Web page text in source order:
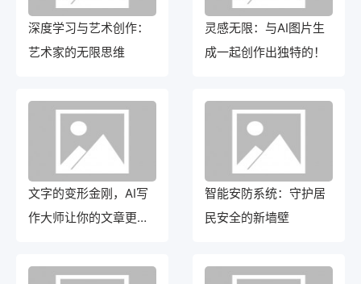
深度学习与艺术创作：
艺术家的无限思维
灵感无限：与AI图片生
成一起创作出独特的！
文字的变形金刚，AI写
作大师让你的文章更具
智能安防系统：守护居
民安全的新墙壁